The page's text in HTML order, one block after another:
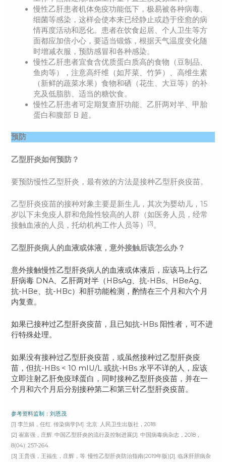
慢性乙肝患者机体免疫功能低下，极易被各种病毒、
细菌等感染，这样会使本来已经静止或趋于痊愈的病
情再度活动和恶化。患者在饮食起居、个人卫生等方
面都应加倍小心，要适当锻炼，根据天气温度变化随
时增减衣服，预防感冒和各种感染。
慢性乙肝患者宜食含优质蛋白质高的食物（豆制品、
鱼肉等），注意高纤维（如芹菜、竹笋）、高维生素
（新鲜的蔬菜水果）食物和硒（花生、大豆等）的补
充及低脂肪、适当的糖饮食。
慢性乙肝患者可定期复查肝功能、乙肝两对半、甲胎
蛋白和腹部 B 超。
预防
乙型肝炎如何预防？
要预防慢性乙型肝炎，最有效的方法是接种乙型肝炎疫苗。
乙型肝炎疫苗的接种对象主要是新生儿，其次为婴幼儿，15
岁以下未免疫人群和危险性较高的人群（如医务人员，经常
接触血液的人员，托幼机构工作人员等）
[3]。
乙型肝炎病人的血液或体液，意外接触后该怎么办？
意外接触慢性乙型肝炎病人的血液或体液后，应该马上行乙
肝病毒 DNA、乙肝两对半（HBsAg、抗-HBs、HBeAg、
抗-HBe、抗-HBc）和肝功能检测，酌情在三个月和六个月
内复查。
如果已接种过乙型肝炎疫苗，且已知抗-HBs 阳性者，可不进
行特殊处理。
如果没有接种过乙型肝炎疫苗，或虽然接种过乙型肝炎疫
苗，但抗-HBs < 10 mIU/L 或抗-HBs 水平不详的人，应该
立即注射乙肝免疫球蛋白，同时接种乙型肝炎疫苗，并在一
个月和六个月后分别接种第二和第三针乙型肝炎疫苗。
参考资料监制：刘恩茂
[1] 李兰娟，任红. 传染病学[M]. 北京: 人民卫生出版社，2018.
[2] 崔富强，庄辉. 中国乙型肝炎的流行及控制进展[J]. 中国病毒病杂志，2018，
8(04): 257-264.
[3] 王贵强，王福生，庄辉，等. 慢性乙型肝炎防治指南(2019年版)[J]. 临床肝胆病杂